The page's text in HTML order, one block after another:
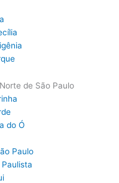
de São Paulo
do Ó
Paulo